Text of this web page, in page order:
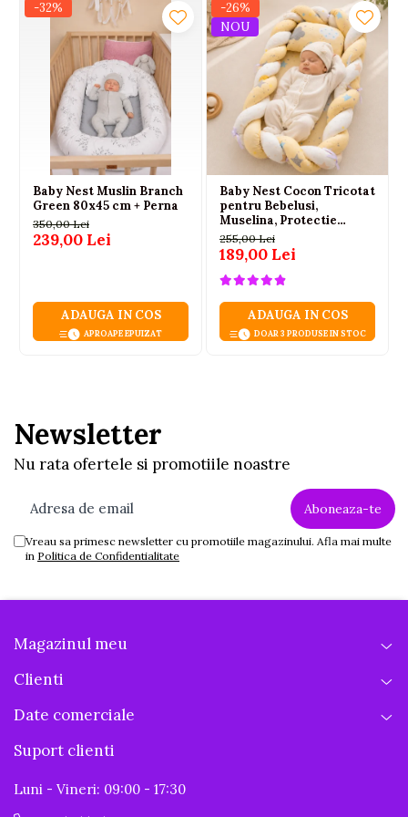
-32%
Baby Nest Muslin Branch
Green 80x45 cm + Perna
350,00 Lei
239,00 Lei
ADAUGA IN COS
APROAPE EPUIZAT
-26%
NOU
Baby Nest Cocon Tricotat
pentru Bebelusi,
Muselina, Protectie
Impletita, Saltea si
Pernuta Incluse, 72 x 52
cm, Galben, 0-1 Ani
255,00 Lei
189,00 Lei
ADAUGA IN COS
DOAR 3 PRODUSE IN STOC
Newsletter
Nu rata ofertele si promotiile noastre
Vreau sa primesc newsletter cu promotiile magazinului. Afla mai multe
in Politica de Confidentialitate
Magazinul meu
Clienti
Date comerciale
Suport clienti
Luni - Vineri: 09:00 - 17:30